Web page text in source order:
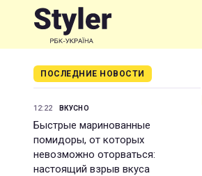
ПОСЛЕДНИЕ НОВОСТИ
12:22 ВКУСНО
Быстрые маринованные
помидоры, от которых
невозможно оторваться:
настоящий взрыв вкуса